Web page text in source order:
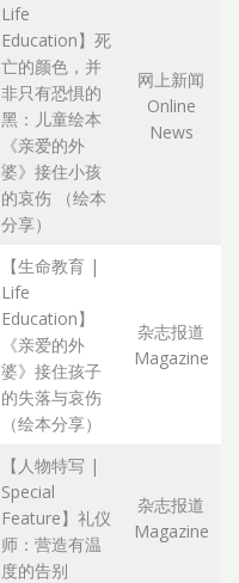
Life
Education】死
亡的颜色，并
非只有恐惧的
黑：儿童绘本
《亲爱的外
婆》接住小孩
的哀伤 （绘本
分享）
网上新闻
Online
News
【生命教育 |
Life
Education】
《亲爱的外
婆》接住孩子
的失落与哀伤
（绘本分享）
杂志报道
Magazine
【人物特写 |
Special
Feature】礼仪
师：营造有温
度的告别
杂志报道
Magazine